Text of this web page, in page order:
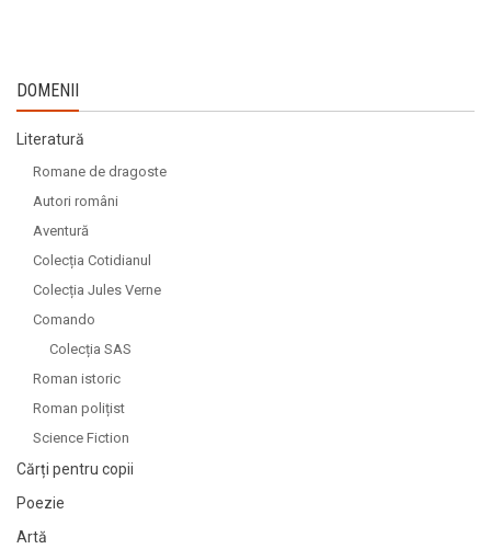
DOMENII
Literatură
Romane de dragoste
Autori români
Aventură
Colecția Cotidianul
Colecția Jules Verne
Comando
Colecția SAS
Roman istoric
Roman polițist
Science Fiction
Cărți pentru copii
Poezie
Artă